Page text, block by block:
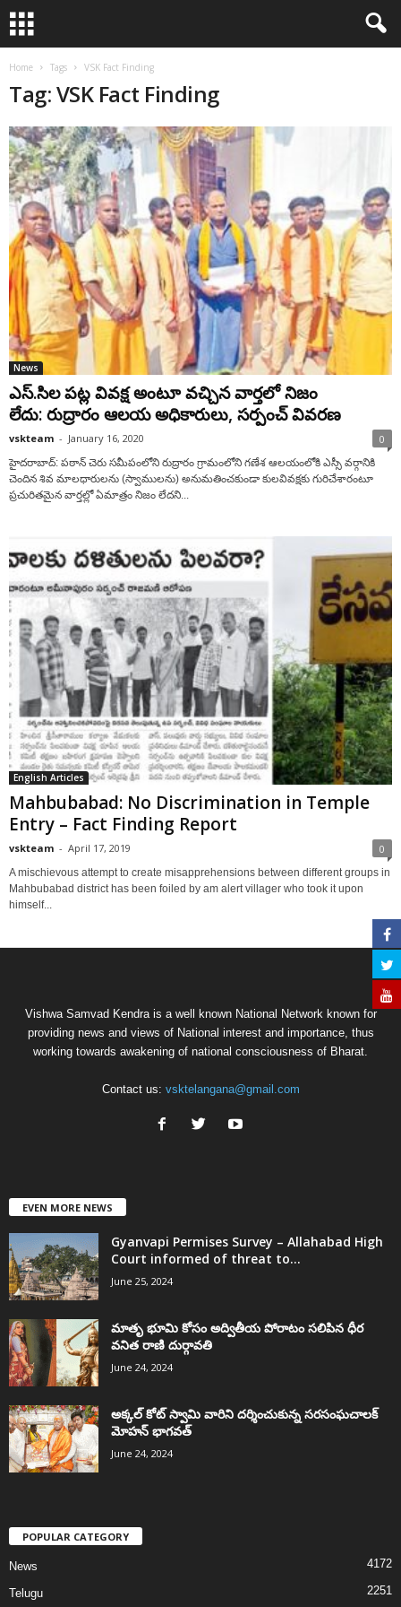
Home Tags VSK Fact Finding
Tag: VSK Fact Finding
News
ఎస్.సిల పట్ల వివక్ష అంటూ వచ్చిన వార్తలో నిజం
లేదు: రుద్రారం ఆలయ అధికారులు, సర్పంచ్ వివరణ
vskteam - January 16, 2020 0
హైదరాబాద్: పఠాన్ చెరు సమీపంలోని రుద్రారం గ్రామంలోని గణేశ ఆలయంలోకి ఎస్సీ వర్గానికి
చెందిన శివ మాలధారులను (స్వాములను) అనుమతించకుండా కులవివక్షకు గురిచేశారంటూ
ప్రచురితమైన వార్తల్లో ఏమాత్రం నిజం లేదని...
English Articles
Mahbubabad: No Discrimination in Temple
Entry – Fact Finding Report
vskteam - April 17, 2019 0
A mischievous attempt to create misapprehensions between different groups in
Mahbubabad district has been foiled by am alert villager who took it upon
himself...
Vishwa Samvad Kendra is a well known National Network known for
providing news and views of National interest and importance, thus
working towards awakening of national consciousness of Bharat.
Contact us: vsktelangana@gmail.com
EVEN MORE NEWS
Gyanvapi Permises Survey – Allahabad High
Court informed of threat to...
June 25, 2024
మాతృ భూమి కోసం అద్వితీయ పోరాటం సలిపిన ధీర
వనిత రాణి దుర్గావతి
June 24, 2024
అక్కల్‌ కోట్‌ స్వామి వారిని దర్శించుకున్న సరసంఘచాలక్
మోహన్ భాగవత్
June 24, 2024
POPULAR CATEGORY
News 4172
Telugu 2251